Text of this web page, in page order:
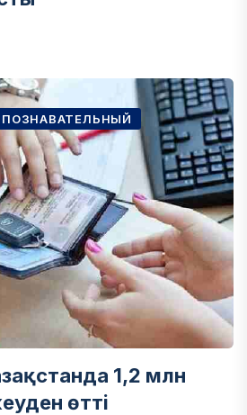
ПОЗНАВАТЕЛЬНЫЙ
1,2 млн
өтті